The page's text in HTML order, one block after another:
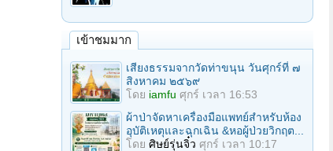
เข้าชมมาก
เสียงธรรมจากวัดท่าขนุน วันศุกร์ที่ ๗
สิงหาคม ๒๕๖๙
โดย iamfu ศุกร์ เวลา 16:53
ผ้าป่าจัดหาเครื่องมือแพทย์สำหรับห้อง
อุบัติเหตุและฉุกเฉิน &หอผู้ป่วยวิกฤต...
โดย ศิษย์รุ่นจิ๋ว ศุกร์ เวลา 10:17